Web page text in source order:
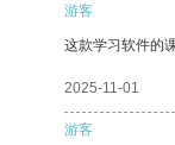
游客
这款学习软件的
2025-11-01
游客